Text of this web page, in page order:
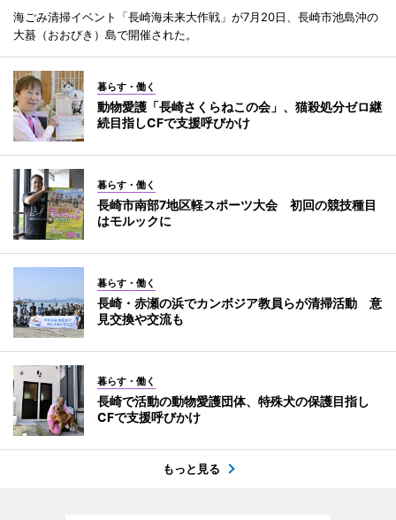
海ごみ清掃イベント「長崎海未来大作戦」が7月20日、長崎市池島沖の
大蟇（おおびき）島で開催された。
暮らす・働く
動物愛護「長崎さくらねこの会」、猫殺処分ゼロ継
続目指しCFで支援呼びかけ
暮らす・働く
長崎市南部7地区軽スポーツ大会 初回の競技種目
はモルックに
暮らす・働く
長崎・赤瀬の浜でカンボジア教員らが清掃活動 意
見交換や交流も
暮らす・働く
長崎で活動の動物愛護団体、特殊犬の保護目指し
CFで支援呼びかけ
もっと見る